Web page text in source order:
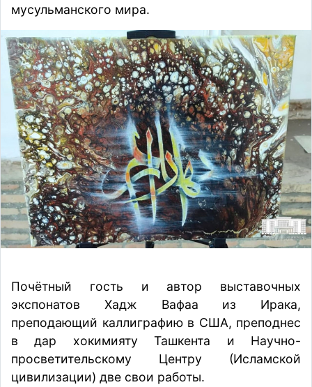
мусульманского мира.
Почётный гость и автор выставочных
экспонатов Хадж Вафаа из Ирака,
преподающий каллиграфию в США, преподнес
в дар хокимияту Ташкента и Научно-
просветительскому Центру (Исламской
цивилизации) две свои работы.